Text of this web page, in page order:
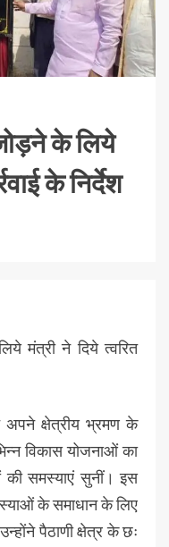
के लिये
के निर्देश
मंत्री ने दिये त्वरित
अपने क्षेत्रीय भ्रमण के
विकास योजनाओं का
की समस्याएं सुनीं। इस
के समाधान के लिए
पैठाणी क्षेत्र के छः